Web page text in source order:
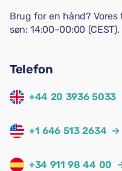
Brug for en hånd?
søn: 14:00–00:00 (CEST).
Telefon
+44 20 3936 5033
+1 646 513 2634 →
+34 911 98 44 00